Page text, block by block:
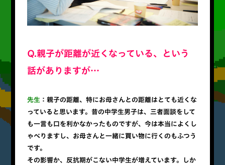
Q.親子が距離が近くなっている、という
話がありますが…
先生 ：親子の距離、特にお母さんとの距離はとても近くな
っていると思います。昔の中学生男子は、三者面談をして
も一言も口を利かなかったものですが、今は本当によくし
ゃべりますし、お母さんと一緒に買い物に行くのもふつう
です。
その影響か、反抗期がこない中学生が増えています。しか